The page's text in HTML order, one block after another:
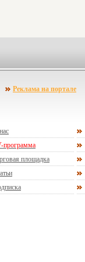
Реклама на портале
программа
площадка